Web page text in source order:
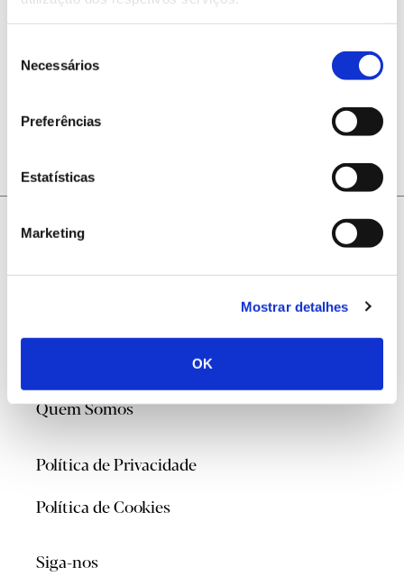
Necessários
Preferências
Estatísticas
Marketing
Mostrar detalhes
OK
network.eu/
Quem Somos
Política de Privacidade
Política de Cookies
Siga-nos